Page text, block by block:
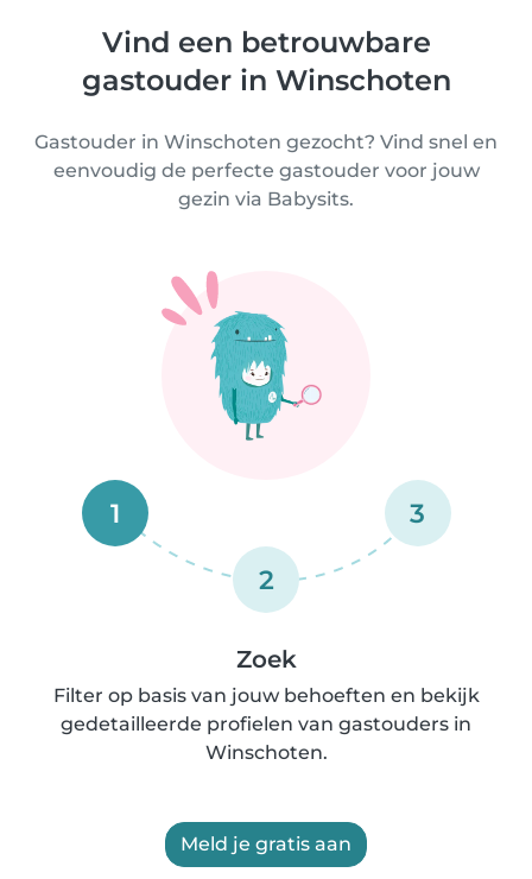
Vind een betrouwbare
gastouder in Winschoten
Gastouder in Winschoten gezocht? Vind snel en
eenvoudig de perfecte gastouder voor jouw
gezin via Babysits.
1
2
3
Zoek
Filter op basis van jouw behoeften en bekijk
gedetailleerde profielen van gastouders in
Winschoten.
Meld je gratis aan